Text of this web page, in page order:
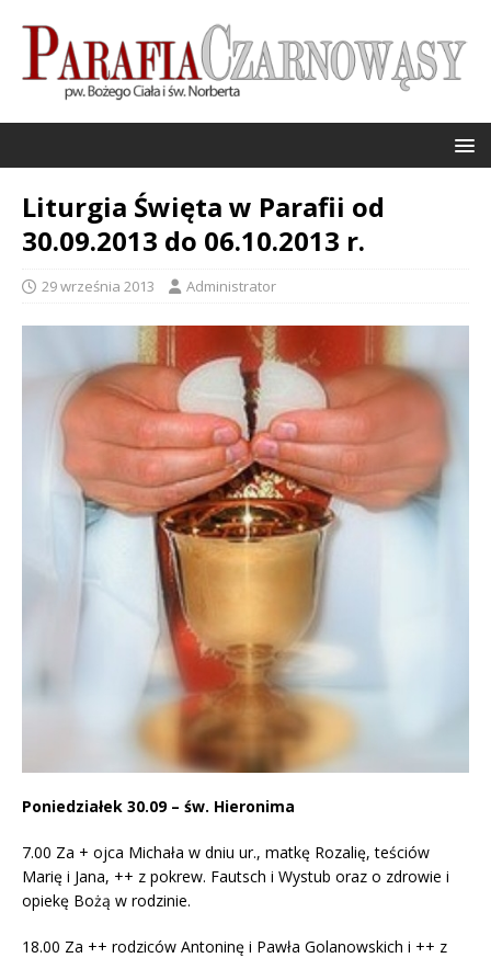
Liturgia Święta w Parafii od
30.09.2013 do 06.10.2013 r.
29 września 2013 Administrator
Poniedziałek 30.09 – św. Hieronima
7.00 Za + ojca Michała w dniu ur., matkę Rozalię, teściów
Marię i Jana, ++ z pokrew. Fautsch i Wystub oraz o zdrowie i
opiekę Bożą w rodzinie.
18.00 Za ++ rodziców Antoninę i Pawła Golanowskich i ++ z